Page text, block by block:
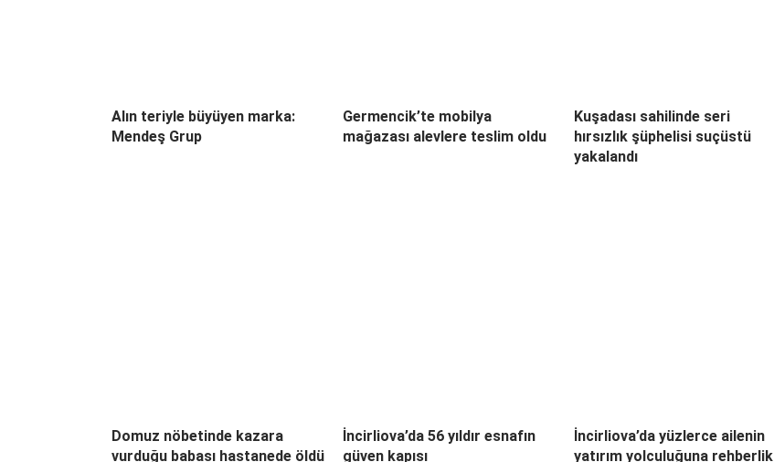
Alın teriyle büyüyen marka:
Mendeş Grup
Germencik’te mobilya
mağazası alevlere teslim oldu
Kuşadası sahilinde seri
hırsızlık şüphelisi suçüstü
yakalandı
Domuz nöbetinde kazara
vurduğu babası hastanede öldü
İncirliova’da 56 yıldır esnafın
güven kapısı
İncirliova’da yüzlerce ailenin
yatırım yolculuğuna rehberlik